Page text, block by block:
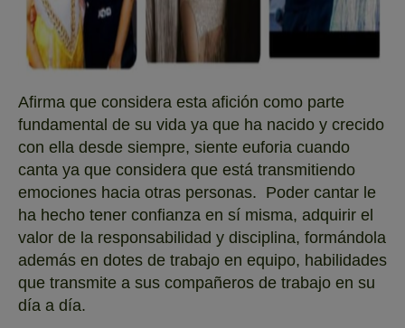
Afirma que considera esta afición como parte
fundamental de su vida ya que ha nacido y crecido
con ella desde siempre, siente euforia cuando
canta ya que considera que está transmitiendo
emociones hacia otras personas. Poder cantar le
ha hecho tener confianza en sí misma, adquirir el
valor de la responsabilidad y disciplina, formándola
además en dotes de trabajo en equipo, habilidades
que transmite a sus compañeros de trabajo en su
día a día.